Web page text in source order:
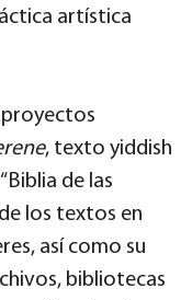
artística
proyectos
, texto yiddish
de las
los textos en
así como su
bibliotecas